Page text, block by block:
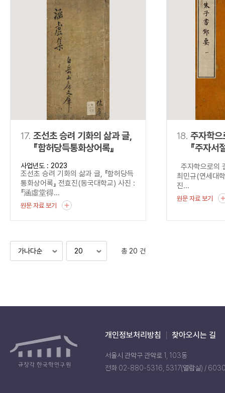
17. 조선초 승려 기화의 삶과 글,
『함허당득통화상어록』
사업년도 : 2023
조선초 승려 기화의 삶과 글, 『함허당득
통화상어록』 전효진(동국대학교) 사진 :
『涵虛堂得...
원문 자료 보기
18. 주자학
『주자서
주자학으로의
최민규(연세
진...
원문 자료 보기
총 20 건
개인정보처리방침 찾아오시는 길
서울시 관악구 관악로 1, 103동
전화 02-880-5316, 5317(열람실) /